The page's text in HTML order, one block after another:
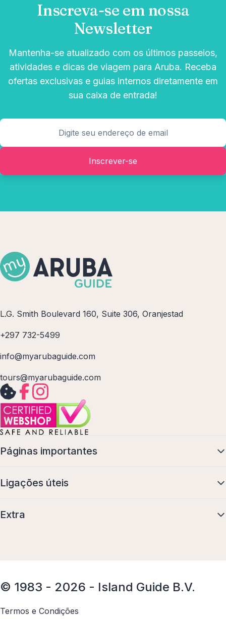
Inscreva-se em nossa
Newsletter
Mantenha-se atualizado com os últimos passeios,
atividades e dicas de viagem para Aruba. Receba
ofertas exclusivas e guias internos diretamente em
sua caixa de entrada!
Inscrever-se
L.G. Smith Boulevard 160, Suite 306, Oranjestad
+297 732-5499
info@myarubaguide.com
tours@myarubaguide.com
Páginas importantes
Ligações úteis
Extra
© 1983 - 2026 - Island Guide B.V.
Termos e Condições